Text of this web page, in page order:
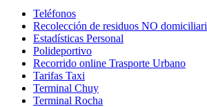
Teléfonos
Recolección de residuos NO
Estadísticas Personal
Polideportivo
Recorrido online Trasporte Urbano
Tarifas Taxi
Terminal Chuy
Terminal Rocha